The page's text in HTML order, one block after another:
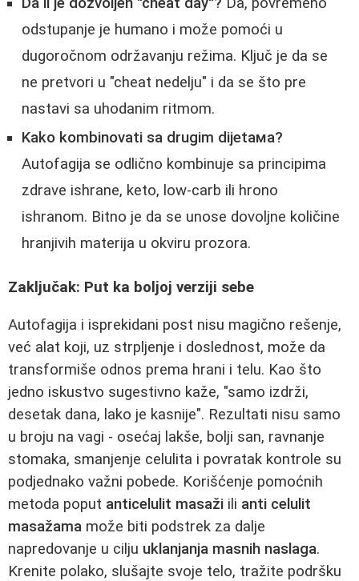
odstupanje je humano i može pomoći u
dugoročnom održavanju režima. Ključ je da se
ne pretvori u "cheat nedelju" i da se što pre
nastavi sa uhodanim ritmom.
Kako kombinovati sa drugim dijetaма?
Autofagija se odlično kombinuje sa principima
zdrave ishrane, keto, low-carb ili hrono
ishranom. Bitno je da se unose dovoljne količine
hranjivih materija u okviru prozora.
Zaključak: Put ka boljoj verziji sebe
Autofagija i isprekidani post nisu magično rešenje,
već alat koji, uz strpljenje i doslednost, može da
transformiše odnos prema hrani i telu. Kao što
jedno iskustvo sugestivno kaže, "samo izdrži,
desetak dana, lako je kasnije". Rezultati nisu samo
u broju na vagi - osećaj lakše, bolji san, ravnanje
stomaka, smanjenje celulita i povratak kontrole su
podjednako važni pobede. Korišćenje pomoćnih
metoda poput anticelulit masaži ili anti celulit
masažama može biti podstrek za dalje
napredovanje u cilju uklanjanja masnih naslaga.
Krenite polako, slušajte svoje telo, tražite podršku